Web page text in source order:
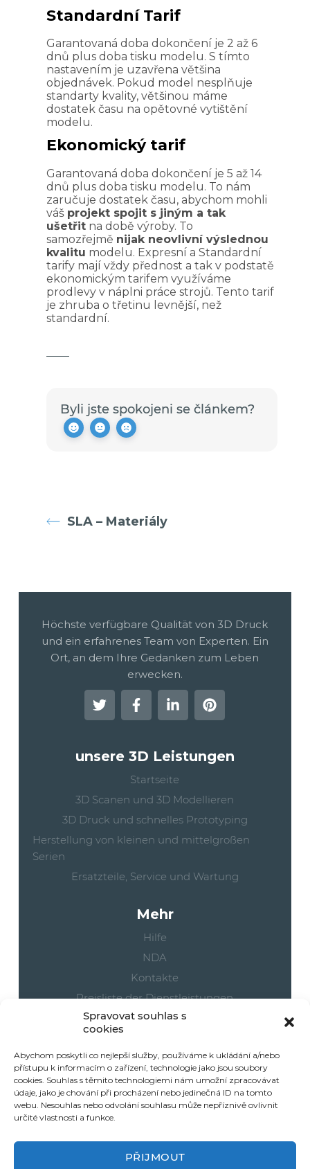
Spravovat souhlas s
cookies
Abychom poskytli co nejlepší služby, používáme k ukládání a/nebo
přístupu k informacím o zařízení, technologie jako jsou soubory
cookies. Souhlas s těmito technologiemi nám umožní zpracovávat
údaje, jako je chování při procházení nebo jedinečná ID na tomto
webu. Nesouhlas nebo odvolání souhlasu může nepříznivě ovlivnit
určité vlastnosti a funkce.
PŘIJMOUT
Standardní Tarif
Garantovaná doba dokončení je 2 až 6
dnů plus doba tisku modelu. S tímto
nastavením je uzavřena většina
objednávek. Pokud model nesplňuje
standarty kvality, většinou máme
dostatek času na opětovné vytištění
modelu.
Ekonomický tarif
Garantovaná doba dokončení je 5 až 14
dnů plus doba tisku modelu. To nám
zaručuje dostatek času, abychom mohli
váš projekt spojit s jiným a tak
ušetřitna době výroby. To
samozřejmě nijak neovlivní výslednou
kvalitu modelu. Expresní a Standardní
tarify mají vždy přednost a tak v podstatě
ekonomickým tarifem využíváme
prodlevy v náplni práce strojů. Tento tarif
je zhruba o třetinu levnější, než
standardní.
Byli jste spokojeni se článkem?
SLA – Materiály
Höchste verfügbare Qualität von 3D Druck
und ein erfahrenes Team von Experten. Ein
Ort, an dem Ihre Gedanken zum Leben
erwecken.
unsere 3D Leistungen
Startseite
3D Scanen und 3D Modellieren
3D Druck und schnelles Prototyping
Herstellung von kleinen und mittelgroßen
Serien
Ersatzteile, Service und Wartung
Mehr
Hilfe
NDA
Kontakte
Preisliste der Dienstleistungen
Cookies
Ihre Bestellungen
Part2Print 3D-Konto
E-shop
Allgemeine Geschäftsbedingungen
Versand und Zahlungen